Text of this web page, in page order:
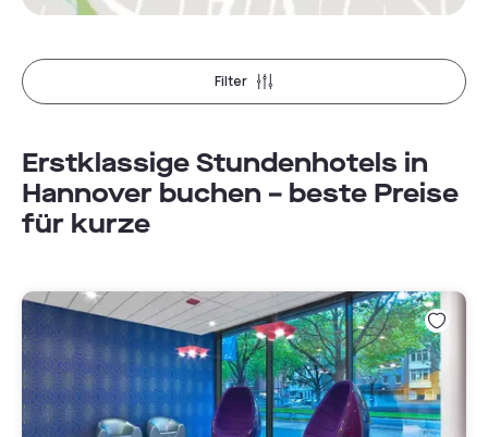
Filter
Erstklassige Stundenhotels in
Hannover buchen – beste Preise
für kurze